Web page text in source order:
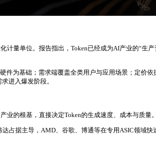
量单位。报告指出，Token已经成为AI产业的“生
为基础；需求端覆盖全类用户与应用场景；定价
进入爆发阶段。
的根基，直接决定Token的生成速度、成本与质量。
占据主导，AMD、谷歌、博通等在专用ASIC领域